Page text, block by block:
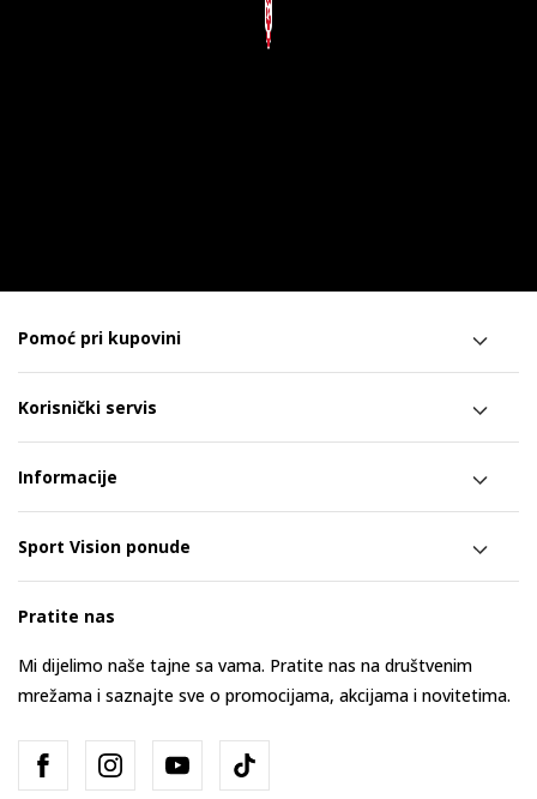
Pomoć pri kupovini
Korisnički servis
Informacije
Sport Vision ponude
Pratite nas
Mi dijelimo naše tajne sa vama. Pratite nas na društvenim
mrežama i saznajte sve o promocijama, akcijama i novitetima.